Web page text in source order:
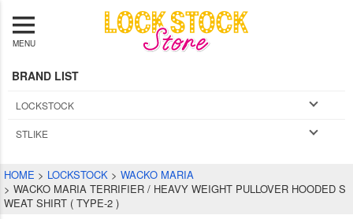
MENU
BRAND LIST
LOCKSTOCK
STLIKE
HOME LOCKSTOCK
WACKO MARIA
WACKO MARIA TERRIFIER / HEAVY WEIGHT PULLOVER HOODED S
WEAT SHIRT ( TYPE-2 )